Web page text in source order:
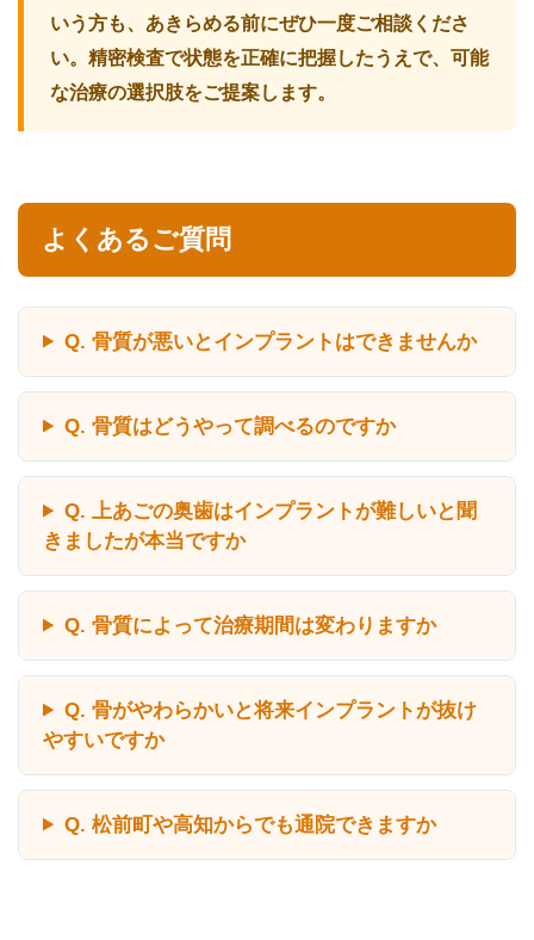
いう方も、あきらめる前にぜひ一度ご相談くださ
い。精密検査で状態を正確に把握したうえで、可能
な治療の選択肢をご提案します。
よくあるご質問
Q. 骨質が悪いとインプラントはできませんか
Q. 骨質はどうやって調べるのですか
Q. 上あごの奥歯はインプラントが難しいと聞
きましたが本当ですか
Q. 骨質によって治療期間は変わりますか
Q. 骨がやわらかいと将来インプラントが抜け
やすいですか
Q. 松前町や高知からでも通院できますか